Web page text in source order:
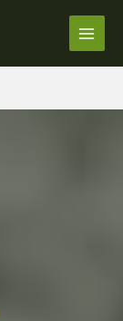
Main